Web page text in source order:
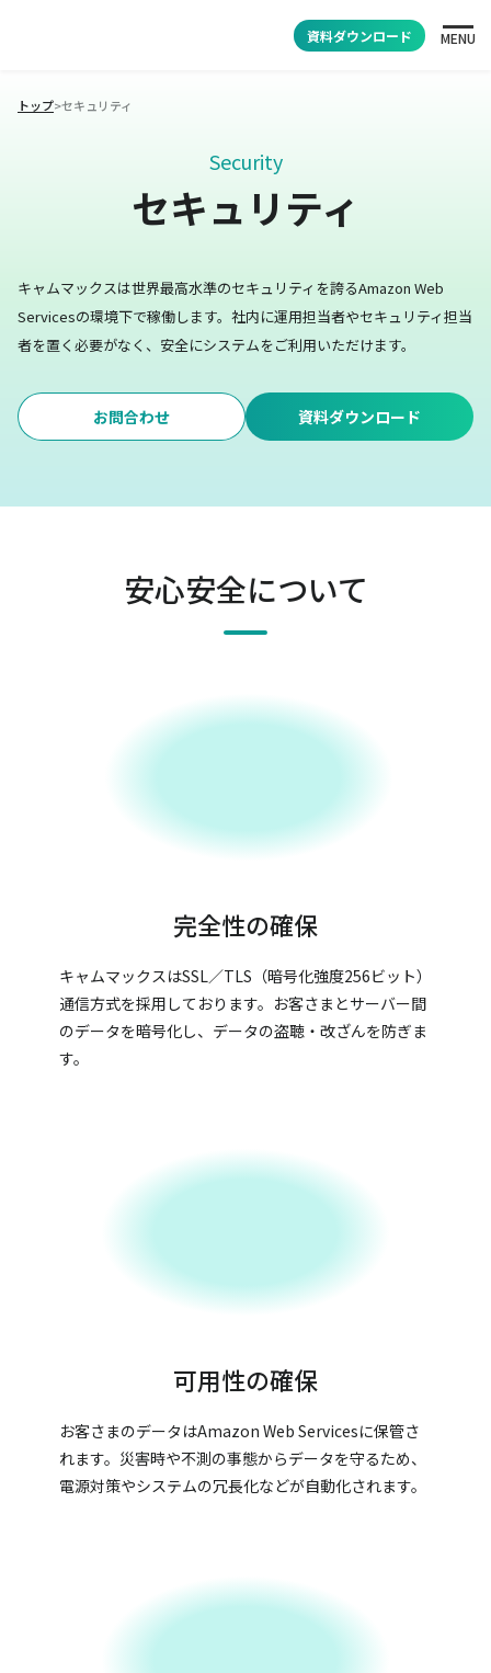
資料ダウンロード MENU
トップ>セキュリティ
Security
セキュリティ
キャムマックスは世界最高水準のセキュリティを誇るAmazon Web
Servicesの環境下で稼働します。 社内に運用担当者やセキュリティ担当
者を置く必要がなく、安全にシステムをご利用いただけます。
お問合わせ 資料ダウンロード
安心安全について
完全性の確保
キャムマックスはSSL／TLS（暗号化強度256ビット）
通信方式を採用しております。お客さまとサーバー間
のデータを暗号化し、データの盗聴・改ざんを防ぎま
す。
可用性の確保
お客さまのデータはAmazon Web Servicesに保管さ
れます。災害時や不測の事態からデータを守るため、
電源対策やシステムの冗長化などが自動化されます。